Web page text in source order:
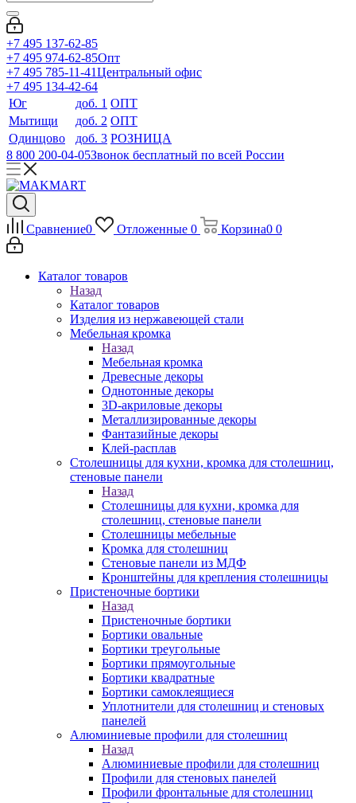
+7 495 137-62-85
+7 495 974-62-85Опт
+7 495 785-11-41Центральный офис
+7 495 134-42-64
Юг
доб. 1 ОПТ
Мытищи
доб. 2 ОПТ
Одинцово
доб. 3 РОЗНИЦА
8 800 200-04-05Звонок бесплатный по всей России
Сравнение0 Отложенные 0 Корзина0 0
Каталог товаров
Назад
Каталог товаров
Изделия из нержавеющей стали
Мебельная кромка
Назад
Мебельная кромка
Древесные декоры
Однотонные декоры
3D-акриловые декоры
Металлизированные декоры
Фантазийные декоры
Клей-расплав
Столешницы для кухни, кромка для столешниц,
стеновые панели
Назад
Столешницы для кухни, кромка для
столешниц, стеновые панели
Столешницы мебельные
Кромка для столешниц
Стеновые панели из МДФ
Кронштейны для крепления столешницы
Пристеночные бортики
Назад
Пристеночные бортики
Бортики овальные
Бортики треугольные
Бортики прямоугольные
Бортики квадратные
Бортики самоклеящиеся
Уплотнители для столешниц и стеновых
панелей
Алюминиевые профили для столешниц
Назад
Алюминиевые профили для столешниц
Профили для стеновых панелей
Профили фронтальные для столешниц